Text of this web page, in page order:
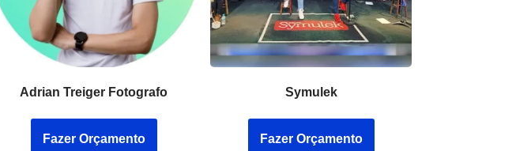
Adrian Treiger Fotografo
Fazer Orçamento
Symulek
Fazer Orçamento